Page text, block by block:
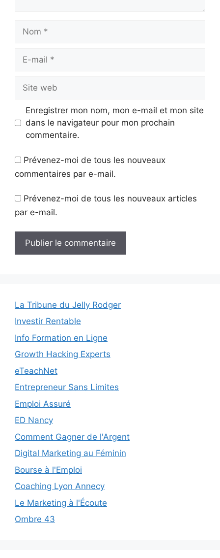
Nom
Site
web
Enregistrer mon nom, mon e-mail et mon site
dans le navigateur pour mon prochain
commentaire.
Prévenez-moi de tous les nouveaux
commentaires par e-mail.
Prévenez-moi de tous les nouveaux articles
par e-mail.
La Tribune du Jelly Rodger
Investir Rentable
Info Formation en Ligne
Growth Hacking Experts
eTeachNet
Entrepreneur Sans Limites
Emploi Assuré
ED Nancy
Comment Gagner de l'Argent
Digital Marketing au Féminin
Bourse à l'Emploi
Coaching Lyon Annecy
Le Marketing à l'Écoute
Ombre 43